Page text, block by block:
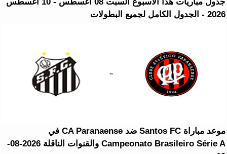
2026 - الجدول الكامل لجميع البطولات
موعد مباراة Santos FC ضد CA Paranaense في
Campeonato Brasileiro Série A والقنوات الناقلة 2026-08-